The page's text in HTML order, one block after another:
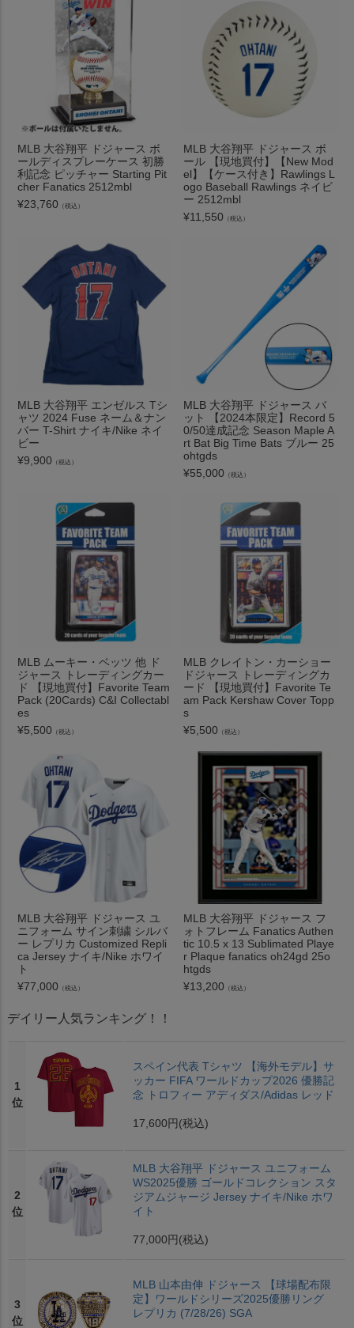
MLB 大谷翔平 ドジャース ボ
ールディスプレーケース 初勝
利記念 ピッチャー Starting Pit
cher Fanatics 2512mbl
¥23,760 （税込）
MLB 大谷翔平 ドジャース ボ
ール 【現地買付】【New Mod
el】【ケース付き】Rawlings L
ogo Baseball Rawlings ネイビ
ー 2512mbl
¥11,550 （税込）
MLB 大谷翔平 エンゼルス Tシ
ャツ 2024 Fuse ネーム＆ナン
バー T-Shirt ナイキ/Nike ネイ
ビー
¥9,900 （税込）
MLB 大谷翔平 ドジャース バ
ット 【2024本限定】Record 5
0/50達成記念 Season Maple A
rt Bat Big Time Bats ブルー 25
ohtgds
¥55,000 （税込）
MLB ムーキー・ベッツ 他 ド
ジャース トレーディングカー
ド 【現地買付】Favorite Team
Pack (20Cards) C&I Collectabl
es
¥5,500 （税込）
MLB クレイトン・カーショー
ドジャース トレーディングカ
ード 【現地買付】Favorite Te
am Pack Kershaw Cover Topp
s
¥5,500 （税込）
MLB 大谷翔平 ドジャース ユ
ニフォーム サイン刺繍 シルバ
ー レプリカ Customized Repli
ca Jersey ナイキ/Nike ホワイ
ト
¥77,000 （税込）
MLB 大谷翔平 ドジャース フ
ォトフレーム Fanatics Authen
tic 10.5 x 13 Sublimated Playe
r Plaque fanatics oh24gd 25o
htgds
¥13,200 （税込）
デイリー人気ランキング！！
1
位
スペイン代表 Tシャツ 【海外モデル】サ
ッカー FIFA ワールドカップ2026 優勝記
念 トロフィー アディダス/Adidas レッド
17,600円 (税込)
2
位
MLB 大谷翔平 ドジャース ユニフォーム
WS2025優勝 ゴールドコレクション スタ
ジアムジャージ Jersey ナイキ/Nike ホワ
イト
77,000円 (税込)
3
位
MLB 山本由伸 ドジャース 【球場配布限
定】ワールドシリーズ2025優勝リング
レプリカ (7/28/26) SGA